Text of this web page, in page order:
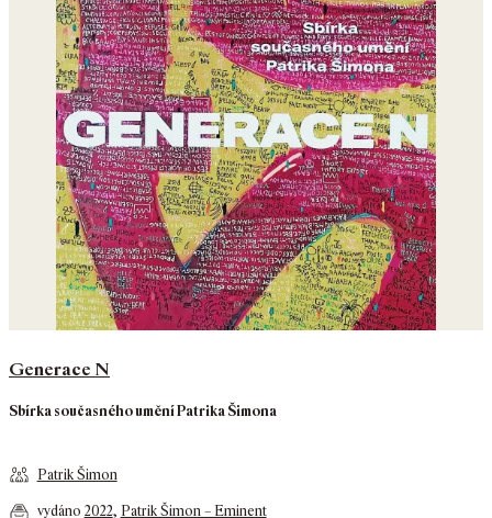
Generace N
Sbírka současného umění Patrika Šimona
Patrik Šimon
vydáno 2022, Patrik Šimon – Eminent